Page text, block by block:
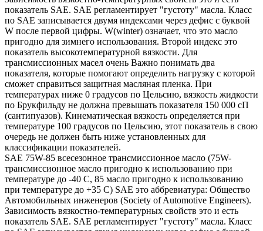
показатель SAE. SAE регламентирует "густоту" масла. Класс
по SAE записывается двумя индексами через дефис с буквой
W после первой цифры. W(winter) означает, что это масло
пригодно для зимнего использования. Второй индекс это
показатель высокотемпературной вязкости. Для
трансмиссионных масел очень Важно понимать два
показателя, которые помогают определить нагрузку с которой
сможет справиться защитная масляная пленка. При
температурах ниже 0 градусов по Цельсию, вязкость жидкости
по Брукфильду не должна превышать показателя 150 000 сП
(сантипуазов). Кинематическая вязкость определяется при
температуре 100 градусов по Цельсию, этот показатель в свою
очередь не должен быть ниже установленных для
классификации показателей.
SAE 75W-85 всесезонное трансмиссионное масло (75W-
трансмиссионное масло пригодно к использованию при
температуре до -40 С, 85 масло пригодно к использованию
при температуре до +35 С) SAE это аббревиатура: Общество
Автомобильных инженеров (Society of Automotive Engineers).
Зависимость вязкостно-температурных свойств это и есть
показатель SAE. SAE регламентирует "густоту" масла. Класс